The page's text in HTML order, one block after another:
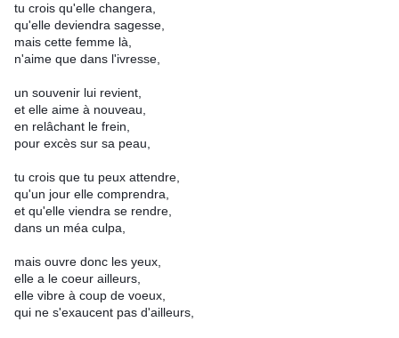
tu crois qu'elle changera,
qu'elle deviendra sagesse,
mais cette femme là,
n'aime que dans l'ivresse,
un souvenir lui revient,
et elle aime à nouveau,
en relâchant le frein,
pour excès sur sa peau,
tu crois que tu peux attendre,
qu'un jour elle comprendra,
et qu'elle viendra se rendre,
dans un méa culpa,
mais ouvre donc les yeux,
elle a le coeur ailleurs,
elle vibre à coup de voeux,
qui ne s'exaucent pas d'ailleurs,